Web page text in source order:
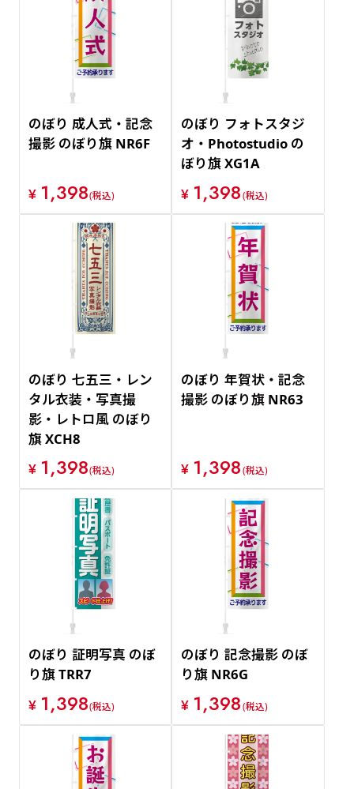
のぼり 成人式・記念
撮影 のぼり旗 NR6F
¥ 1,398(税込)
のぼり フォトスタジ
オ・Photostudio の
ぼり旗 XG1A
¥ 1,398(税込)
のぼり 七五三・レン
タル衣装・写真撮
影・レトロ風 のぼり
旗 XCH8
¥ 1,398(税込)
のぼり 年賀状・記念
撮影 のぼり旗 NR63
¥ 1,398(税込)
のぼり 証明写真 のぼ
り旗 TRR7
¥ 1,398(税込)
のぼり 記念撮影 のぼ
り旗 NR6G
¥ 1,398(税込)